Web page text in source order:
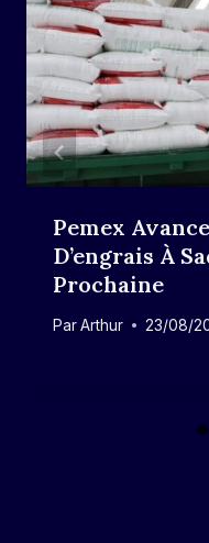
Pemex
D’engrais À
Prochaine
ParArthur 23/08/